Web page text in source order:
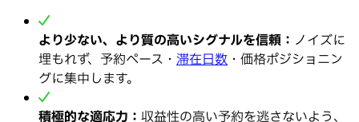
より少ない、より質の高いシグナルを信頼： ノイズに
埋もれず、予約ペース・ 滞在日数 ・価格ポジショニン
グに集中します。
積極的な適応力： 収益性の高い予約を逃さないよう、